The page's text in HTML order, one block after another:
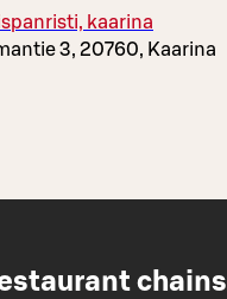
kaarina
3, 20760, Kaarina
chains